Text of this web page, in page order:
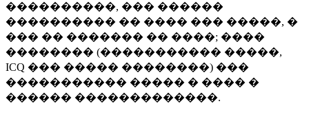
����������, ��� ������
���������� �� ���� ��� �����, �
��� �� ������� �� ����; ����
�������� (����������� �����,
ICQ ��� ����� ��������) ���
����������� ����� � ���� �
������ �������������.